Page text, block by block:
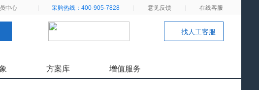
中心 采购热线：400-905-7828 意见反馈 在线客服
找人工客服
方案库 增值服务